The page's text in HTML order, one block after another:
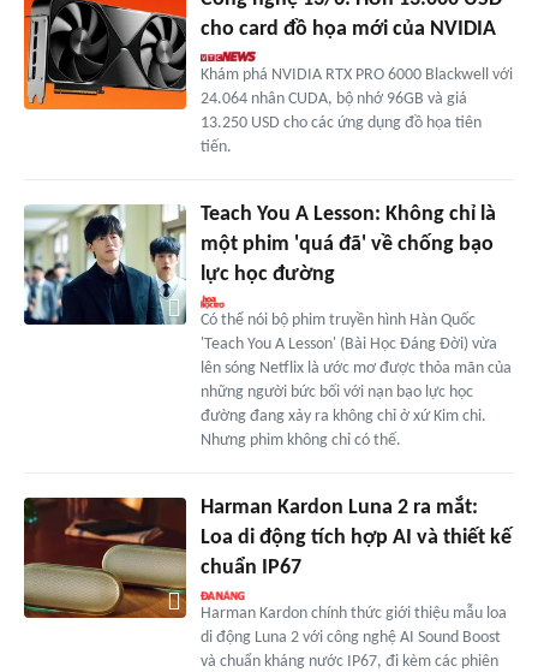
cho card đồ họa mới của NVIDIA
Khám phá NVIDIA RTX PRO 6000 Blackwell với
24.064 nhân CUDA, bộ nhớ 96GB và giá
13.250 USD cho các ứng dụng đồ họa tiên
tiến.
Teach You A Lesson: Không chỉ là
một phim 'quá đã' về chống bạo
lực học đường
Có thể nói bộ phim truyền hình Hàn Quốc
'Teach You A Lesson' (Bài Học Đáng Đời) vừa
lên sóng Netflix là ước mơ được thỏa mãn của
những người bức bối với nạn bạo lực học
đường đang xảy ra không chỉ ở xứ Kim chi.
Nhưng phim không chỉ có thế.
Harman Kardon Luna 2 ra mắt:
Loa di động tích hợp AI và thiết kế
chuẩn IP67
Harman Kardon chính thức giới thiệu mẫu loa
di động Luna 2 với công nghệ AI Sound Boost
và chuẩn kháng nước IP67, đi kèm các phiên